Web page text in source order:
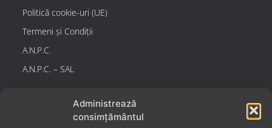
Administrează
consimțământul
Politică cookie-uri (UE)
Termeni și Condiții
A.N.P.C.
A.N.P.C. – SAL